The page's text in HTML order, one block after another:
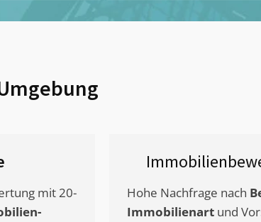
mit 20-
Hohe Nachfrage nach
Immobilienart und